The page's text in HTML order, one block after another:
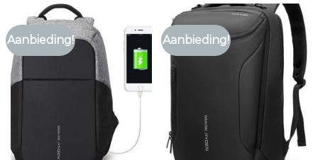
Aanbieding! Aanbieding!